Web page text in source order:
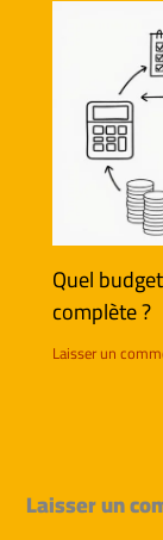
Quel
complète ?
Laisser un
Laisser un